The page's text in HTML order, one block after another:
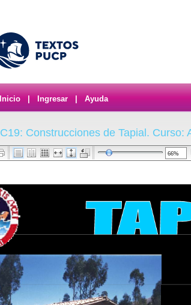
Inicio Ingresar Ayuda
C19: Construcciones de Tapial. Curso: